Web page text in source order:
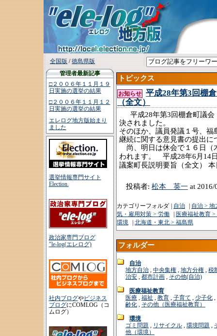
全国版/徳島県版
管理者最新記事
□２００６年１１月１９
日実施の選挙の結果
□２００６年１１月１２
日実施の選挙の結果
エレログ地方版始まり
ました
選挙情報専門サイト
Election.
政治家専門ブログ
"le-log(エレログ)
社内ブログやビジネス
ブログにCOMLOG（コ
ムログ）
トピックス
お知らせ
平成28年第3回棚
（全文）
平成28年第3回棚倉町議
決されました。
そのほか、議員発議１号、
継続に関する意見書の提出
尚、明日は休会で１６日（
われます。
平成28年6月 14
議案町長説明要旨（全文）
投稿者: 松本 英一 at 2016/
カテゴリーフォルダ 自治
自治 > 地
気・雇用対策 > 労働
医療福祉教育 >
環境
北海道・東北 > 福島県
フォルダー
自治
地方自治 , 中央集権 , 地方分権 , 税
治安 , 都市計画 , その他(自治)
医療福祉教育
医療 , 福祉 , 教育 , 子育て , 少子化 ,
齢化 , その他（医療福祉教育）
環境
ゴミ問題 , リサイクル , 環境問題 ,
他（環境）